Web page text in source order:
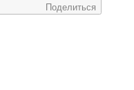
Поделиться